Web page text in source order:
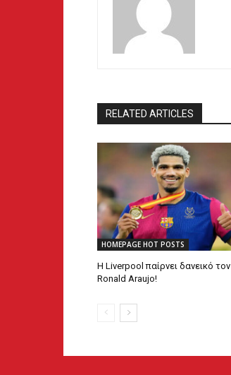
RELATED ARTICLES
HOMEPAGE HOT POSTS
Η Liverpool παίρνει δανεικό τον
Ronald Araujo!